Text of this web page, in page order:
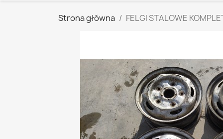
Strona główna FELGI STALOWE